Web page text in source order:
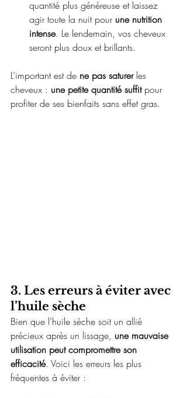
quantité plus généreuse et laissez
agir toute la nuit pour une nutrition
intense. Le lendemain, vos cheveux
seront plus doux et brillants.
L’important est de ne pas saturer les
cheveux : une petite quantité suffit pour
profiter de ses bienfaits sans effet gras.
3. Les erreurs à éviter avec
l’huile sèche
Bien que l’huile sèche soit un allié
précieux après un lissage, une mauvaise
utilisation peut compromettre son
efficacité. Voici les erreurs les plus
fréquentes à éviter :